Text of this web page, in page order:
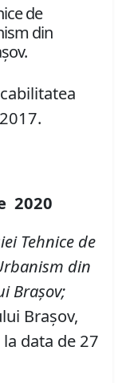
de
din
2020
Tehnice de
din
Braşov;
Brașov,
data de 27